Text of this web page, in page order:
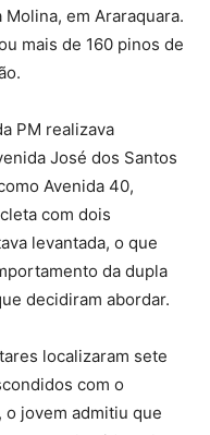
em Araraquara.
mais de 160 pinos de
PM realizava
José dos Santos
Avenida 40,
com dois
levantada, o que
da dupla
decidiram abordar.
localizaram sete
com o
jovem admitiu que